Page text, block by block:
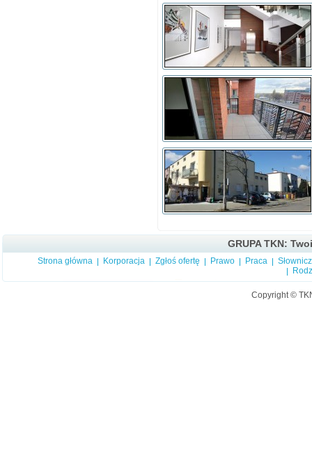
GRUPA TKN:
Strona główna Korporacja Zgłoś ofertę Prawo Praca
Copyright ©